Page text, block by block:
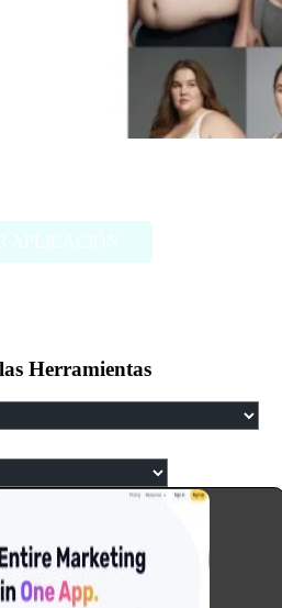
Herramientas